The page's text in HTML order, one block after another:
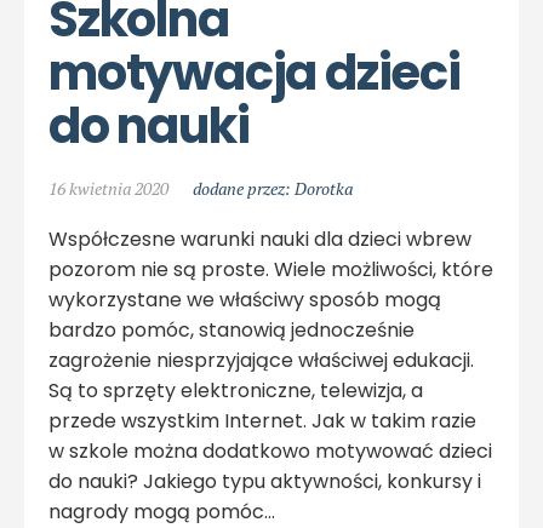
Szkolna
motywacja dzieci
do nauki
16 kwietnia 2020 dodane przez: Dorotka
Współczesne warunki nauki dla dzieci wbrew
pozorom nie są proste. Wiele możliwości, które
wykorzystane we właściwy sposób mogą
bardzo pomóc, stanowią jednocześnie
zagrożenie niesprzyjające właściwej edukacji.
Są to sprzęty elektroniczne, telewizja, a
przede wszystkim Internet. Jak w takim razie
w szkole można dodatkowo motywować dzieci
do nauki? Jakiego typu aktywności, konkursy i
nagrody mogą pomóc…